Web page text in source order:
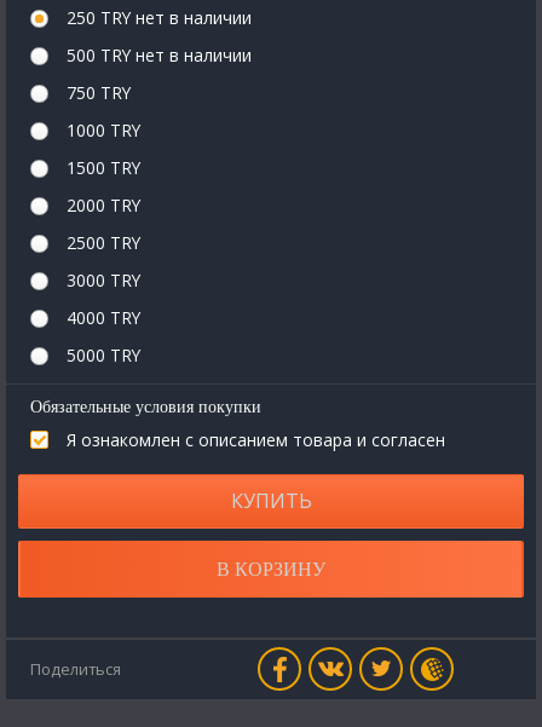
250 TRY нет в наличии
500 TRY нет в наличии
750 TRY
1000 TRY
1500 TRY
2000 TRY
2500 TRY
3000 TRY
4000 TRY
5000 TRY
Обязательные условия покупки
Я ознакомлен с описанием товара и согласен
КУПИТЬ
В КОРЗИНУ
Поделиться